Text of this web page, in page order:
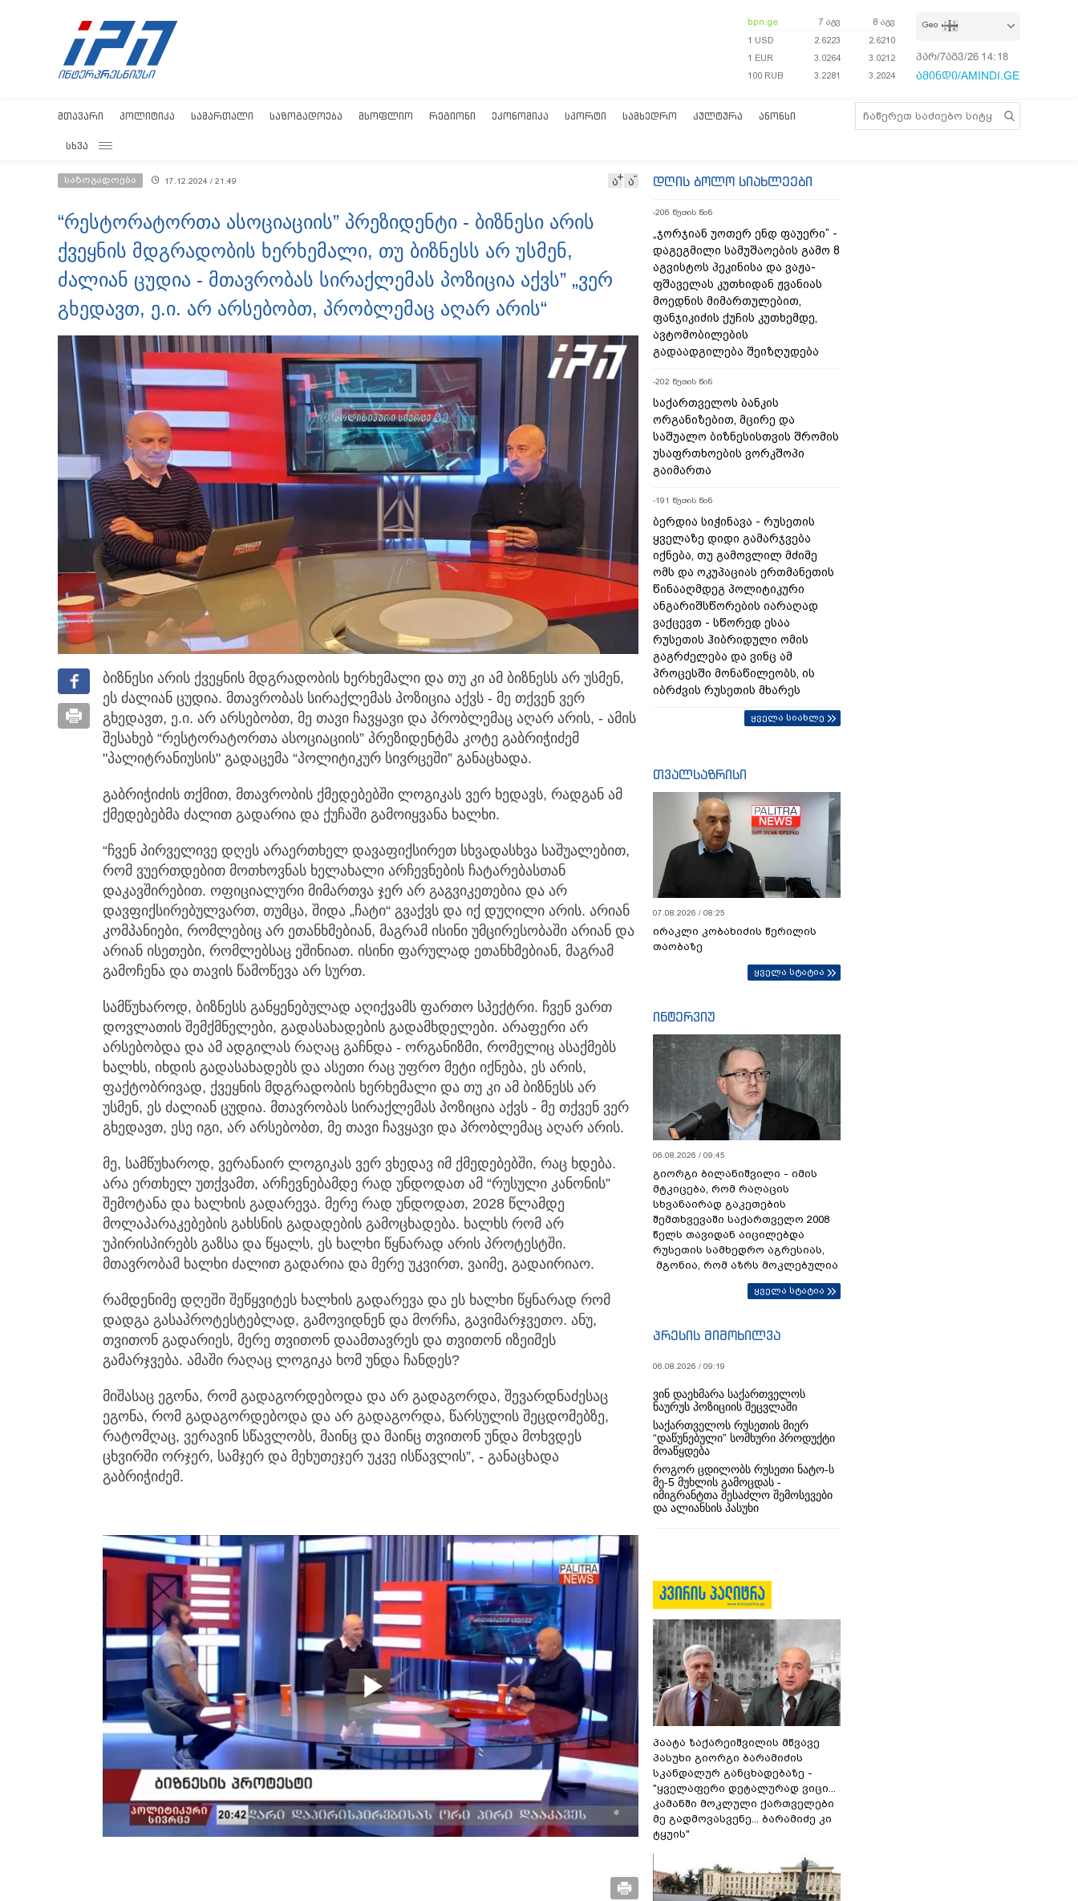
bpn.ge 7 აგვ
8 აგვ
1 USD
2.6223
2.6210
1 EUR
3.0264
3.0212
100 RUB
3.2281 3.2024
Geo
პარ/7აგვ/26 14:18:46
ამინდი/AMINDI.GE
ᲛᲗᲐᲕᲐᲠᲘ ᲞᲝᲚᲘᲢᲘᲙᲐ ᲡᲐᲛᲐᲠᲗᲐᲚᲘ ᲡᲐᲖᲝᲒᲐᲓᲝᲔᲑᲐ ᲛᲡᲝᲤᲚᲘᲝ ᲠᲔᲒᲘᲝᲜᲘ ᲔᲙᲝᲜᲝᲛᲘᲙᲐ ᲡᲞᲝᲠᲢᲘ ᲡᲐᲛᲮᲔᲓᲠᲝ ᲙᲣᲚᲢᲣᲠᲐ ᲐᲜᲝᲜᲡᲘ
ᲡᲮᲕᲐ
საზოგადოება 17.12.2024 / 21:49 ა ა
“რესტორატორთა ასოციაციის” პრეზიდენტი - ბიზნესი არის
ქვეყნის მდგრადობის ხერხემალი, თუ ბიზნესს არ უსმენ,
ძალიან ცუდია - მთავრობას სირაქლემას პოზიცია აქვს” „ვერ
გხედავთ, ე.ი. არ არსებობთ, პრობლემაც აღარ არის“
ბიზნესი არის ქვეყნის მდგრადობის ხერხემალი და თუ კი ამ ბიზნესს არ უსმენ,
ეს ძალიან ცუდია. მთავრობას სირაქლემას პოზიცია აქვს - მე თქვენ ვერ
გხედავთ, ე.ი. არ არსებობთ, მე თავი ჩავყავი და პრობლემაც აღარ არის, - ამის
შესახებ “რესტორატორთა ასოციაციის” პრეზიდენტმა კოტე გაბრიჭიძემ
"პალიტრანიუსის" გადაცემა “პოლიტიკურ სივრცეში” განაცხადა.
გაბრიჭიძის თქმით, მთავრობის ქმედებებში ლოგიკას ვერ ხედავს, რადგან ამ
ქმედებებმა ძალით გადარია და ქუჩაში გამოიყვანა ხალხი.
“ჩვენ პირველივე დღეს არაერთხელ დავაფიქსირეთ სხვადასხვა საშუალებით,
რომ ვუერთდებით მოთხოვნას ხელახალი არჩევნების ჩატარებასთან
დაკავშირებით. ოფიციალური მიმართვა ჯერ არ გაგვიკეთებია და არ
დავფიქსირებულვართ, თუმცა, შიდა „ჩატი“ გვაქვს და იქ დუღილი არის. არიან
კომპანიები, რომლებიც არ ეთანხმებიან, მაგრამ ისინი უმცირესობაში არიან და
არიან ისეთები, რომლებსაც ეშინიათ. ისინი ფარულად ეთანხმებიან, მაგრამ
გამოჩენა და თავის წამოწევა არ სურთ.
სამწუხაროდ, ბიზნესს განყენებულად აღიქვამს ფართო სპექტრი. ჩვენ ვართ
დოვლათის შემქმნელები, გადასახადების გადამხდელები. არაფერი არ
არსებობდა და ამ ადგილას რაღაც გაჩნდა - ორგანიზმი, რომელიც ასაქმებს
ხალხს, იხდის გადასახადებს და ასეთი რაც უფრო მეტი იქნება, ეს არის,
ფაქტობრივად, ქვეყნის მდგრადობის ხერხემალი და თუ კი ამ ბიზნესს არ
უსმენ, ეს ძალიან ცუდია. მთავრობას სირაქლემას პოზიცია აქვს - მე თქვენ ვერ
გხედავთ, ესე იგი, არ არსებობთ, მე თავი ჩავყავი და პრობლემაც აღარ არის.
მე, სამწუხაროდ, ვერანაირ ლოგიკას ვერ ვხედავ იმ ქმედებებში, რაც ხდება.
არა ერთხელ უთქვამთ, არჩევნებამდე რად უნდოდათ ამ “რუსული კანონის”
შემოტანა და ხალხის გადარევა. მერე რად უნდოდათ, 2028 წლამდე
მოლაპარაკებების გახსნის გადადების გამოცხადება. ხალხს რომ არ
უპირისპირებს გაზსა და წყალს, ეს ხალხი წყნარად არის პროტესტში.
მთავრობამ ხალხი ძალით გადარია და მერე უკვირთ, ვაიმე, გადაირიაო.
რამდენიმე დღეში შეწყვიტეს ხალხის გადარევა და ეს ხალხი წყნარად რომ
დადგა გასაპროტესტებლად, გამოვიდნენ და მორჩა, გავიმარჯვეთო. ანუ,
თვითონ გადარიეს, მერე თვითონ დაამთავრეს და თვითონ იზეიმეს
გამარჯვება. ამაში რაღაც ლოგიკა ხომ უნდა ჩანდეს?
მიშასაც ეგონა, რომ გადაგორდებოდა და არ გადაგორდა, შევარდნაძესაც
ეგონა, რომ გადაგორდებოდა და არ გადაგორდა, წარსულის შეცდომებზე,
რატომღაც, ვერავინ სწავლობს, მაინც და მაინც თვითონ უნდა მოხვდეს
ცხვირში ორჯერ, სამჯერ და მეხუთეჯერ უკვე ისწავლის”, - განაცხადა
გაბრიჭიძემ.
Play
Video
დღის ბოლო სიახლეები
-206 წუთის წინ
„ჯორჯიან უოთერ ენდ ფაუერი” -
დაგეგმილი სამუშაოების გამო 8
აგვისტოს პეკინისა და ვაჟა-
ფშაველას კუთხიდან ჟვანიას
მოედნის მიმართულებით,
ფანჯიკიძის ქუჩის კუთხემდე,
ავტომობილების
გადაადგილება შეიზღუდება
-202 წუთის წინ
საქართველოს ბანკის
ორგანიზებით, მცირე და
საშუალო ბიზნესისთვის შრომის
უსაფრთხოების ვორკშოპი
გაიმართა
-191 წუთის წინ
ბერდია სიჭინავა - რუსეთის
ყველაზე დიდი გამარჯვება
იქნება, თუ გამოვლილ მძიმე
ომს და ოკუპაციას ერთმანეთის
წინააღმდეგ პოლიტიკური
ანგარიშსწორების იარაღად
ვაქცევთ - სწორედ ესაა
რუსეთის ჰიბრიდული ომის
გაგრძელება და ვინც ამ
პროცესში მონაწილეობს, ის
იბრძვის რუსეთის მხარეს
ყველა სიახლე
თვალსაზრისი
07.08.2026 / 08:25
ირაკლი კობახიძის წერილის
თაობაზე
ყველა სტატია
ინტერვიუ
06.08.2026 / 09:45
გიორგი ბილანიშვილი - იმის
მტკიცება, რომ რაღაცის
სხვანაირად გაკეთების
შემთხვევაში საქართველო 2008
წელს თავიდან აიცილებდა
რუსეთის სამხედრო აგრესიას,
მგონია, რომ აზრს მოკლებულია
ყველა სტატია
პრესის მიმოხილვა
06.08.2026 / 09:19
ვინ დაეხმარა საქართველოს
ნაურუს პოზიციის შეცვლაში
საქართველოს რუსეთის მიერ
“დაწუნებული” სომხური პროდუქტი
მოაწყდება
როგორ ცდილობს რუსეთი ნატო-ს
მე-5 მუხლის გამოცდას -
იმიგრანტთა შესაძლო შემოსევები
და ალიანსის პასუხი
პაატა ზაქარეიშვილის მწვავე
პასუხი გიორგი ბარამიძის
სკანდალურ განცხადებაზე -
"ყველაფერი დეტალურად ვიცი...
კამანში მოკლული ქართველები
მე გადმოვასვენე... ბარამიძე კი
ტყუის"